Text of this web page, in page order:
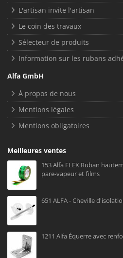
L'artisan invite l'artisan
Le coin des travaux
Sélecteur de produits
Information sur les rubans
Alfa GmbH
À propos de nous
Mentions légales
Mentions obligatoires
Meilleures ventes
153 Alfa FLEX Ruban
pare-vapeur et films
651 ALFA - Cheville
1211 Alfa Équerre avec